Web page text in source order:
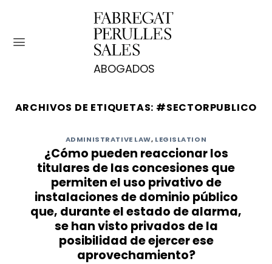
contenido
ARCHIVOS DE ETIQUETAS: #SECTORPUBLICO
ADMINISTRATIVE LAW, LEGISLATION
¿Cómo pueden reaccionar los
titulares de las concesiones que
permiten el uso privativo de
instalaciones de dominio público
que, durante el estado de alarma,
se han visto privados de la
posibilidad de ejercer ese
aprovechamiento?